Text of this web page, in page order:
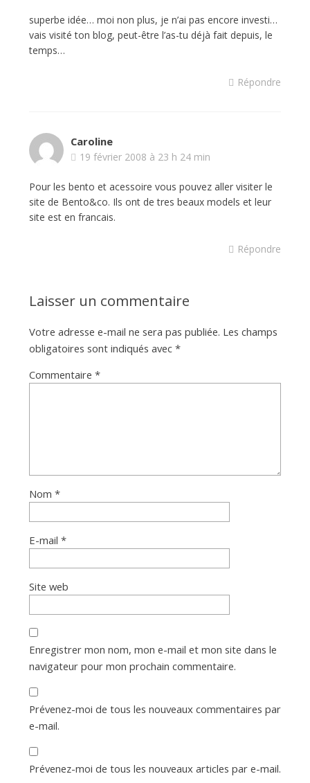
superbe idée… moi non plus, je n’ai pas encore investi…
vais visité ton blog, peut-être l’as-tu déjà fait depuis, le
temps…
Répondre
Caroline
19 février 2008 à 23 h 24 min
Pour les bento et acessoire vous pouvez aller visiter le
site de Bento&co. Ils ont de tres beaux models et leur
site est en francais.
Répondre
Laisser un commentaire
Votre adresse e-mail ne sera pas publiée. Les champs
obligatoires sont indiqués avec *
Commentaire *
Nom *
E-mail *
Site web
Enregistrer mon nom, mon e-mail et mon site dans le
navigateur pour mon prochain commentaire.
Prévenez-moi de tous les nouveaux commentaires par
e-mail.
Prévenez-moi de tous les nouveaux articles par e-mail.